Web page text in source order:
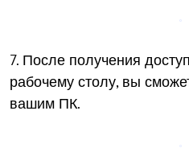
7. После получения
рабочему столу, вы
вашим ПК.